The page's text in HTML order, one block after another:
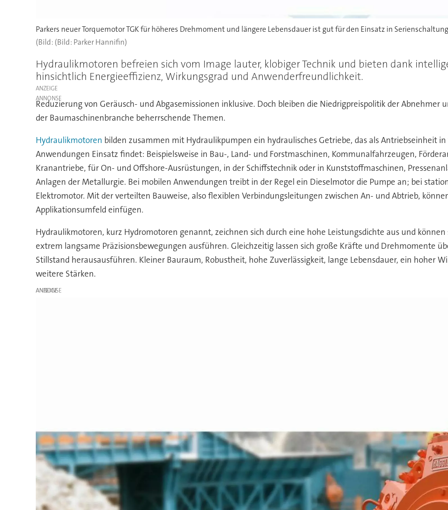
Parkers neuer Torquemotor TGK für höheres Drehmoment und längere Lebensdauer ist gut für den Einsatz in
(Bild: Parker Hannifin)
Hydraulikmotoren befreien sich vom Image lauter, klobiger Technik und bieten dank
hinsichtlich Energieeffizienz, Wirkungsgrad und Anwenderfreundlichkeit.
ANZEIGE
Reduzierung von Geräusch- und Abgasemissionen inklusive. Doch bleiben die Niedrigpreispolitik der Abnehmer
der Baumaschinenbranche beherrschende Themen.
Hydraulikmotoren bilden zusammen mit Hydraulikpumpen ein hydraulisches Getriebe, das als Antriebseinheit
Anwendungen Einsatz findet: Beispielsweise in Bau-, Land- und Forstmaschinen, Kommunalfahrzeugen,
Kranantriebe, für On- und Offshore-Ausrüstungen, in der Schiffstechnik oder in Kunststoffmaschinen,
Anlagen der Metallurgie. Bei mobilen Anwendungen treibt in der Regel ein Dieselmotor die Pumpe an; bei
Elektromotor. Mit der verteilten Bauweise, also flexiblen Verbindungsleitungen zwischen An- und Abtrieb,
Applikationsumfeld einfügen.
Hydraulikmotoren, kurz Hydromotoren genannt, zeichnen sich durch eine hohe Leistungsdichte aus und
extrem langsame Präzisionsbewegungen ausführen. Gleichzeitig lassen sich große Kräfte und Drehmomente
Stillstand herausausführen. Kleiner Bauraum, Robustheit, hohe Zuverlässigkeit, lange Lebensdauer, ein hoher
weitere Stärken.
ANZEIGE